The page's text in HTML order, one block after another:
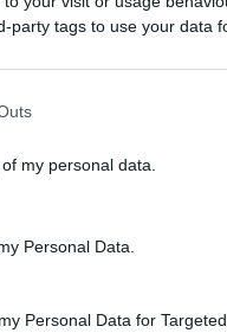
party tags to use your data
my personal data.
Personal Data.
Personal Data for Targeted